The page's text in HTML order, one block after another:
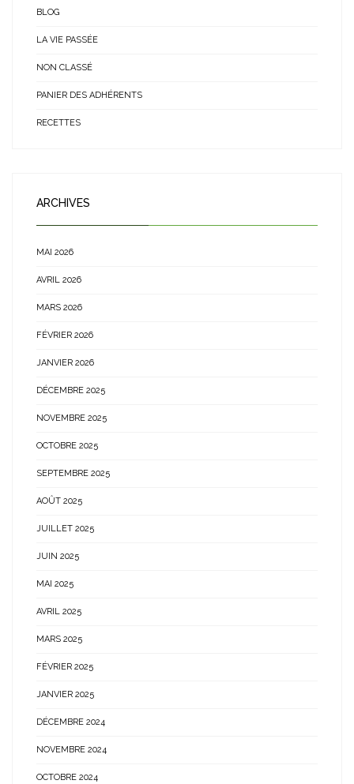
BLOG
LA VIE PASSÉE
NON CLASSÉ
PANIER DES ADHÉRENTS
RECETTES
ARCHIVES
MAI 2026
AVRIL 2026
MARS 2026
FÉVRIER 2026
JANVIER 2026
DÉCEMBRE 2025
NOVEMBRE 2025
OCTOBRE 2025
SEPTEMBRE 2025
AOÛT 2025
JUILLET 2025
JUIN 2025
MAI 2025
AVRIL 2025
MARS 2025
FÉVRIER 2025
JANVIER 2025
DÉCEMBRE 2024
NOVEMBRE 2024
OCTOBRE 2024